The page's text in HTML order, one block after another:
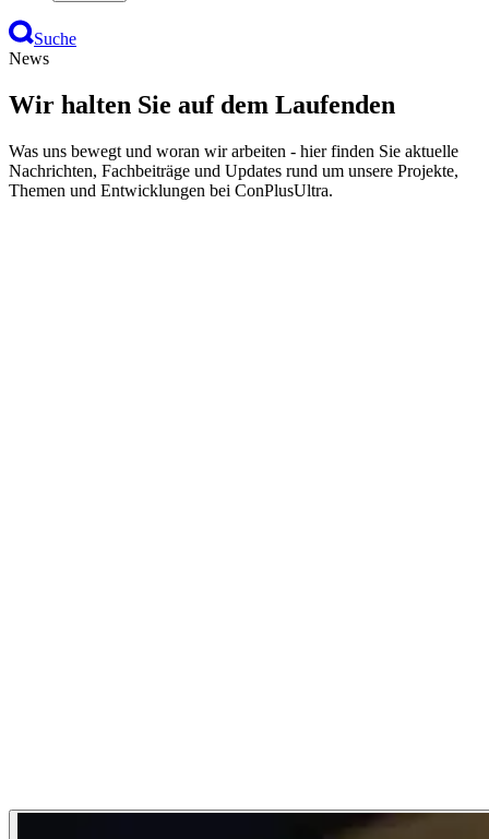
Suche
News
Wir halten Sie auf dem Laufenden
Was uns bewegt und woran wir arbeiten - hier finden Sie aktuelle
Nachrichten, Fachbeiträge und Updates rund um unsere Projekte,
Themen und Entwicklungen bei ConPlusUltra.